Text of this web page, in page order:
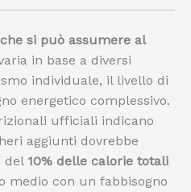
si può assumere al
in base a diversi
individuale, il livello di
energetico complessivo.
ufficiali indicano
aggiunti dovrebbe
del 10% delle calorie totali
medio con un fabbisogno